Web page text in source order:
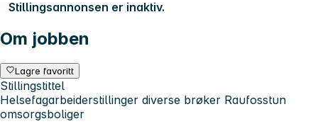
Stillingsannonsen er inaktiv.
Om jobben
Lagre favoritt
Stillingstittel
Helsefagarbeiderstillinger diverse brøker Raufosstun
omsorgsboliger